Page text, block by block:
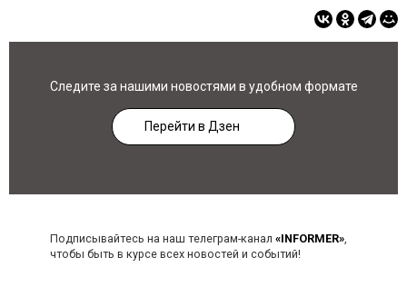
Следите за нашими новостями в удобном формате
Перейти в Дзен
Подписывайтесь на наш телеграм-канал «INFORMER»,
чтобы быть в курсе всех новостей и событий!